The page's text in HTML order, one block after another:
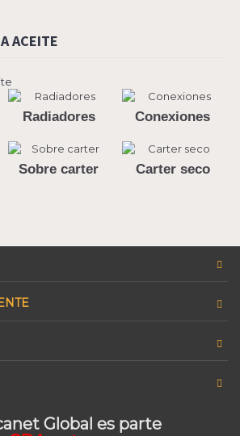
ACEITE
Radiadores Conexiones
Sobre carter Carter seco
Global es parte